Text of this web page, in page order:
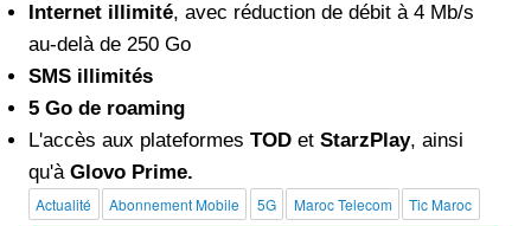
Internet illimité, avec réduction de débit à 4 Mb/s
au-delà de 250 Go
SMS illimités
5 Go de roaming
L'accès aux plateformes TOD et StarzPlay, ainsi
qu'à Glovo Prime.
Actualité Abonnement Mobile 5G Maroc Telecom Tic Maroc